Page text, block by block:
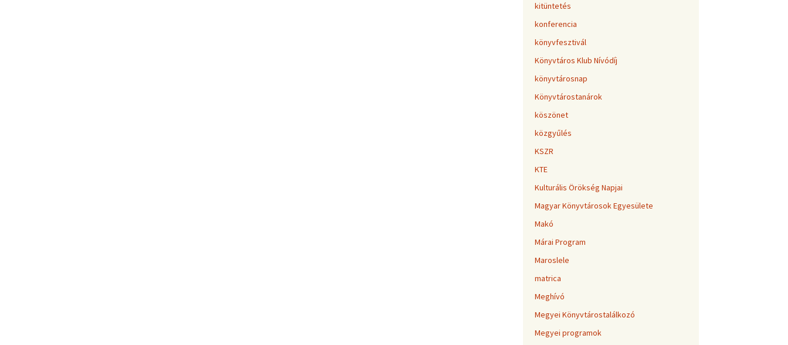
kitüntetés
konferencia
könyvfesztivál
Könyvtáros Klub Nívódíj
könyvtárosnap
Könyvtárostanárok
köszönet
közgyűlés
KSZR
KTE
Kulturális Örökség Napjai
Magyar Könyvtárosok Egyesülete
Makó
Márai Program
Maroslele
matrica
Meghívó
Megyei Könyvtárostalálkozó
Megyei programok